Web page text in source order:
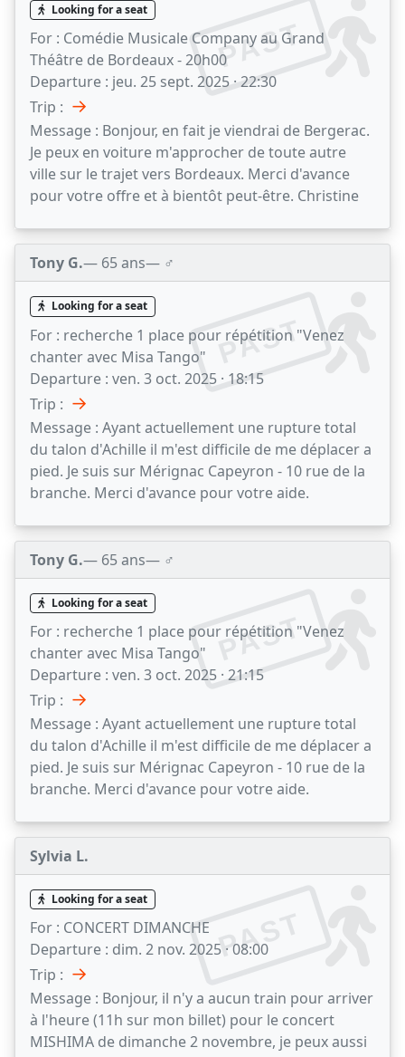
PAST
Looking for a seat
For : Comédie Musicale Company au Grand
Théâtre de Bordeaux - 20h00
Departure : jeu. 25 sept. 2025 · 22:30
Trip : →
Message : Bonjour, en fait je viendrai de Bergerac.
Je peux en voiture m'approcher de toute autre
ville sur le trajet vers Bordeaux. Merci d'avance
pour votre offre et à bientôt peut-être. Christine
Tony G.— 65 ans— ♂️
PAST
Looking for a seat
For : recherche 1 place pour répétition "Venez
chanter avec Misa Tango"
Departure : ven. 3 oct. 2025 · 18:15
Trip : →
Message : Ayant actuellement une rupture total
du talon d'Achille il m'est difficile de me déplacer a
pied. Je suis sur Mérignac Capeyron - 10 rue de la
branche. Merci d'avance pour votre aide.
Tony G.— 65 ans— ♂️
PAST
Looking for a seat
For : recherche 1 place pour répétition "Venez
chanter avec Misa Tango"
Departure : ven. 3 oct. 2025 · 21:15
Trip : →
Message : Ayant actuellement une rupture total
du talon d'Achille il m'est difficile de me déplacer a
pied. Je suis sur Mérignac Capeyron - 10 rue de la
branche. Merci d'avance pour votre aide.
Sylvia L.
PAST
Looking for a seat
For : CONCERT DIMANCHE
Departure : dim. 2 nov. 2025 · 08:00
Trip : →
Message : Bonjour, il n'y a aucun train pour arriver
à l'heure (11h sur mon billet) pour le concert
MISHIMA de dimanche 2 novembre, je peux aussi